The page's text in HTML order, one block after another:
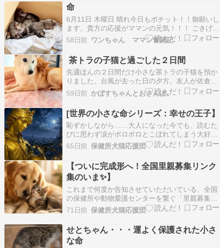
じゃないかな？と思いながら、毎年この時期にお
祝いをしています????✨（我が家に来てくれて本
当にあり…
命
6月11日 木曜日 晴れ今日もポチット！！御願いし
ます。貴方の応援がママンの元気！！！ ごきげん
よう～ママンですこの頃、お店が終わってからの
スマホタイムが長くてね。。 気が付けば、いつも
朝の4時頃に寝てしまいます????????美容に悪い
かもですね。。。70過ぎのバーバーが言うと…
58日前 ワンちゃん ママン奮闘記
茶トラの子猫と過ごした２日間
先週ほんの２日間だけ小さな茶トラの子猫を預か
りました。台風が去った日の夕方。友人が佐倉ふ
るさと広場へ行ったらどこからか小さな鳴き声が
聞こえてきたそうです。声のする方を探してみる
と、潰れたダンボールの中には震えている子猫
が！びしょ濡れの体はすっかり冷たくなり、片方
の目は開けることも…
59日前 かぼすちゃんとおさんぽ。
[世界の小さな命シリーズ：幸せの王子】
恥ずかしながら……大人になった今でも、読むた
びに思わず涙がボロボロとこぼれてしまう大好き
な本があります。オスカー・ワイルドの『幸せの
王子』。子どもの頃に読んだことがある方も多い
と思いますが、作者のワイルドは生前、こんな言
葉を残しています。「これは子どものための物語
であると同時に…
65日前 保健所犬猫応援団
【ついに完成形へ！全国里親募集リンク
集のいま✨】
これまで何度か告知させていただいている、全国
の保健所や動物愛護センターを繋ぐ「里親募集リ
ンク集」。全自治体への掲載確認作業を進める中
で、本当にたくさんの温かいご回答をいただき、
いよいよ完成形へと近づいてきました！ご協力い
ただいた自治体の皆様、本当にありがとうござい
ます。今回、全…
71日前 保健所犬猫応援団
せとちゃん・・・運よく保護された小さ
な命